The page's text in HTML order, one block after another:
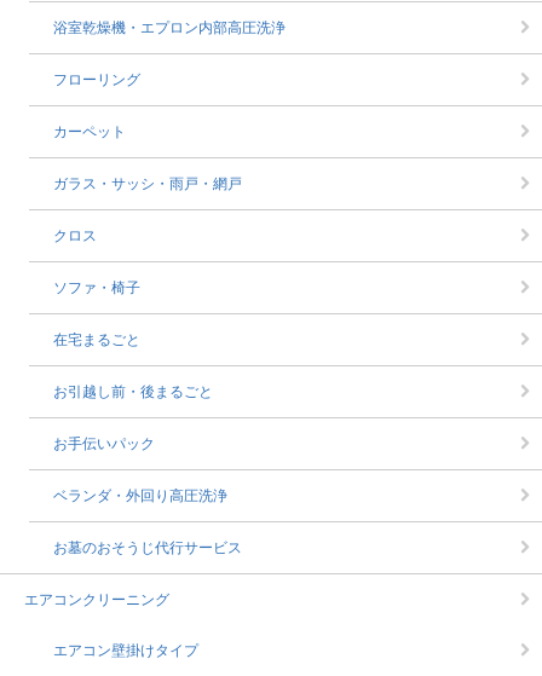
浴室乾燥機・エプロン内部高圧洗浄
フローリング
カーペット
ガラス・サッシ・雨戸・網戸
クロス
ソファ・椅子
在宅まるごと
お引越し前・後まるごと
お手伝いパック
ベランダ・外回り高圧洗浄
お墓のおそうじ代行サービス
エアコンクリーニング
エアコン壁掛けタイプ